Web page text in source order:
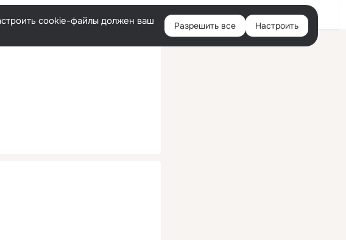
Русский Войти
cookie-файлы должен ваш
Разрешить все Настроить